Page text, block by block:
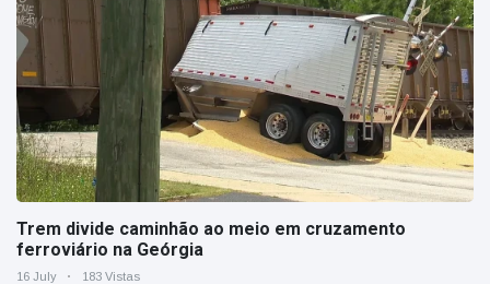
Trem divide caminhão ao meio em cruzamento
ferroviário na Geórgia
16 July 183 Vistas